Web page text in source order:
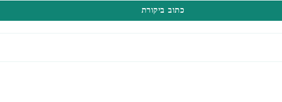
כתוב ביקורת